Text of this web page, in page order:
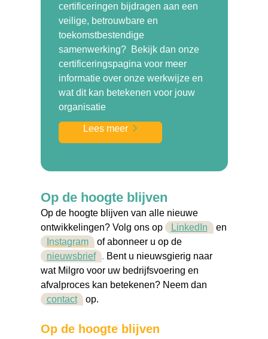
certificeringen bijdragen aan een
veilige, betrouwbare en
toekomstbestendige
samenwerking? Bekijk dan onze
certificeringspagina voor meer
informatie over onze werkwijze en
wat dit kan betekenen voor jouw
organisatie
Lees meer
Op de hoogte blijven
Op de hoogte blijven van alle nieuwe
ontwikkelingen? Volg ons op
LinkedIn
en
Instagram of abonneer u op de
nieuwsbrief . Bent u nieuwsgierig naar
wat Milgro voor uw bedrijfsvoering en
afvalproces kan betekenen? Neem dan
contact
op.
Op de hoogte blijven